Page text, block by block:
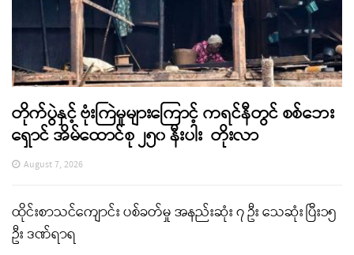
တိုက်ပွဲနှင့် ဗုံးကြဲမှုများကြောင့် ကရင်နီတွင် စစ်ဘေး
ရှောင် အိမ်ထောင်စု ၂၅၀ နီးပါး တိုးလာ
August 7, 2026
ထိုင်းစာသင်ကျောင်း ပစ်ခတ်မှု အနည်းဆုံး ၇ ဦး သေဆုံး ပြီး၁၅
ဦး ဒဏ်ရာရ